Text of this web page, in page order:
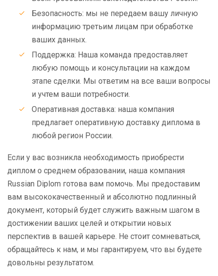
Безопасность: мы не передаем вашу личную
информацию третьим лицам при обработке
ваших данных.
Поддержка: Наша команда предоставляет
любую помощь и консультации на каждом
этапе сделки. Мы ответим на все ваши вопросы
и учтем ваши потребности.
Оперативная доставка: наша компания
предлагает оперативную доставку диплома в
любой регион России.
Если у вас возникла необходимость приобрести
диплом о среднем образовании, наша компания
Russian Diplom готова вам помочь. Мы предоставим
вам высококачественный и абсолютно подлинный
документ, который будет служить важным шагом в
достижении ваших целей и открытии новых
перспектив в вашей карьере. Не стоит сомневаться,
обращайтесь к нам, и мы гарантируем, что вы будете
довольны результатом.